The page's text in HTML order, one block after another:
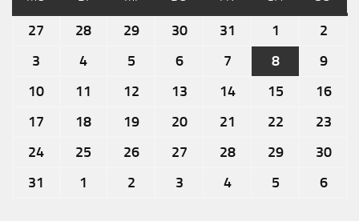
27 28 29 30 31 1
2
3
4 5 6 7 8
9
10
11 12 13 14 15
16
17
18 19 20 21 22
23
24
25 26 27 28 29
30
31
1 2 3 4 5 6